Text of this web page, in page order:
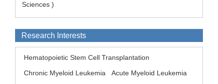
Sciences )
Research Interests
Hematopoietic Stem Cell Transplantation
Chronic Myeloid Leukemia
Acute Myeloid Leukemia